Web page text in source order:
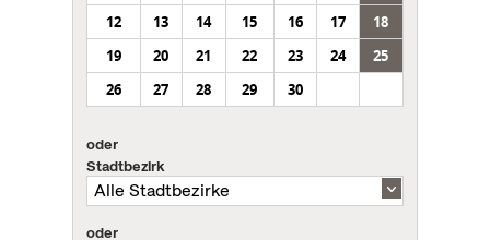
12
13 14 15 16 17
18
19
20 21 22 23 24
25
26
27 28 29 30
oder
Stadtbezirk
oder